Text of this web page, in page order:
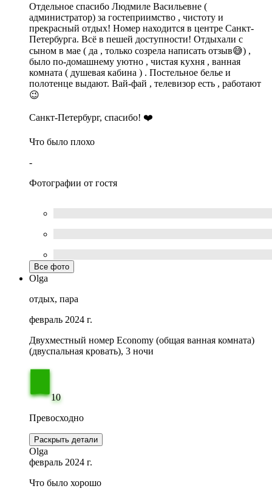
Отдельное спасибо Людмиле Васильевне (
администратор) за гостеприимство , чистоту и
прекрасный отдых! Номер находится в центре Санкт-
Петербурга. Всё в пешей доступности! Отдыхали с
сыном в мае ( да , только созрела написать отзыв😅) ,
было по-домашнему уютно , чистая кухня , ванная
комната ( душевая кабина ) . Постельное белье и
полотенце выдают. Вай-фай , телевизор есть , работают
😉
Санкт-Петербург, спасибо! ❤️
Что было плохо
-
Фотографии от гостя
Все фото
Olga
отдых, пара
февраль 2024 г.
Двухместный номер Economy (общая ванная комната)
(двуспальная кровать), 3 ночи
10
Превосходно
Раскрыть детали
Olga
февраль 2024 г.
Что было хорошо